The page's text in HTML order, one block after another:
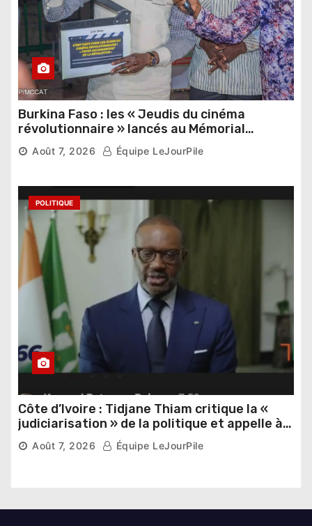
Burkina Faso : les « Jeudis du cinéma
révolutionnaire » lancés au Mémorial
Thomas Sankara
Août 7, 2026 Équipe LeJourPile
POLITIQUE
Côte d’Ivoire : Tidjane Thiam critique la «
judiciarisation » de la politique et appelle à
poursuivre l’apaisement
Août 7, 2026 Équipe LeJourPile